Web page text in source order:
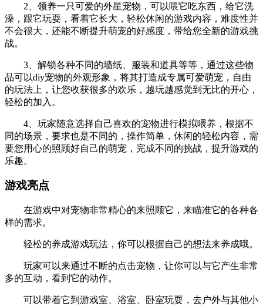
2、领养一只可爱的外星宠物，可以喂它吃东西，给它洗
澡，跟它玩耍，看着它长大，轻松休闲的游戏内容，难度性并
不会很大，还能不断提升萌宠的好感度，带给您全新的游戏挑
战。
3、解锁各种不同的墙纸、服装和道具等等，通过这些物
品可以diy宠物的外观形象，将其打造成专属可爱萌宠，自由
的玩法上，让您收获很多的欢乐，越玩越感觉到无比的开心，
轻松的加入。
4、玩家随意选择自己喜欢的宠物进行模拟喂养，根据不
同的场景，要求也是不同的，操作简单，休闲的轻松内容，需
要您用心的照顾好自己的萌宠，完成不同的挑战，提升游戏的
乐趣。
游戏亮点
在游戏中对宠物非常精心的来照顾它，来瞄准它的各种各
样的需求。
轻松的养成游戏玩法，你可以根据自己的想法来养成哦。
玩家可以来通过不断的点击宠物，让你可以与它产生非常
多的互动，看到它的动作。
可以带着它到游戏室、浴室、卧室玩耍，去户外与其他小